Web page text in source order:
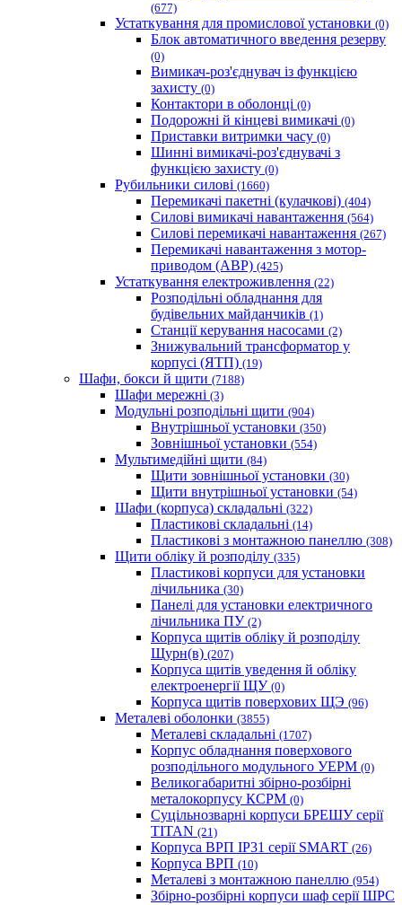
(677)
Устаткування для промислової установки (0)
Блок автоматичного введення резерву
(0)
Вимикач-роз'єднувач із функцією
захисту (0)
Контактори в оболонці (0)
Подорожні й кінцеві вимикачі (0)
Приставки витримки часу (0)
Шинні вимикачі-роз'єднувачі з
функцією захисту (0)
Рубильники силові (1660)
Перемикачі пакетні (кулачкові) (404)
Силові вимикачі навантаження (564)
Cилові перемикачі навантаження (267)
Перемикачі навантаження з мотор-
приводом (АВР) (425)
Устаткування електроживлення (22)
Розподільні обладнання для
будівельних майданчиків (1)
Станції керування насосами (2)
Знижувальний трансформатор у
корпусі (ЯТП) (19)
Шафи, бокси й щити (7188)
Шафи мережні (3)
Модульні розподільні щити (904)
Внутрішньої установки (350)
Зовнішньої установки (554)
Мультимедійні щити (84)
Щити зовнішньої установки (30)
Щити внутрішньої установки (54)
Шафи (корпуса) складальні (322)
Пластикові складальні (14)
Пластикові з монтажною панеллю (308)
Щити обліку й розподілу (335)
Пластикові корпуси для установки
лічильника (30)
Панелі для установки електричного
лічильника ПУ (2)
Корпуса щитів обліку й розподілу
Щурн(в) (207)
Корпуса щитів уведення й обліку
електроенергії ЩУ (0)
Корпуса щитів поверхових ЩЭ (96)
Металеві оболонки (3855)
Металеві складальні (1707)
Корпус обладнання поверхового
розподільного модульного УЕРМ (0)
Великогабаритні збірно-розбірні
металокорпусу КСРМ (0)
Суцільнозварні корпуси БРЕШУ серії
TITAN (21)
Корпуса ВРП IP31 серії SMART (26)
Корпуса ВРП (10)
Металеві з монтажною панеллю (954)
Збірно-розбірні корпуси шаф серії ШРС